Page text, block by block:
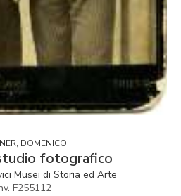
DOMENICO
fotografico
Musei di Storia ed Arte
F255112